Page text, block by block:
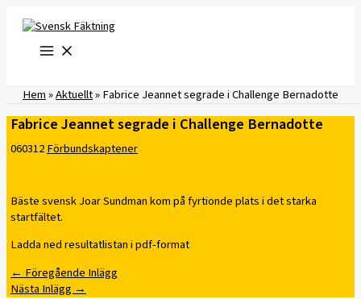
innehåll
Hem»Aktuellt»Fabrice Jeannet segrade i Challenge Bernadotte
Fabrice Jeannet segrade i Challenge Bernadotte
060312Förbundskaptener
Bäste svensk Joar Sundman kom på fyrtionde plats i det starka
startfältet.
Ladda ned resultatlistan i pdf-format
← Föregående Inlägg
Nästa Inlägg →